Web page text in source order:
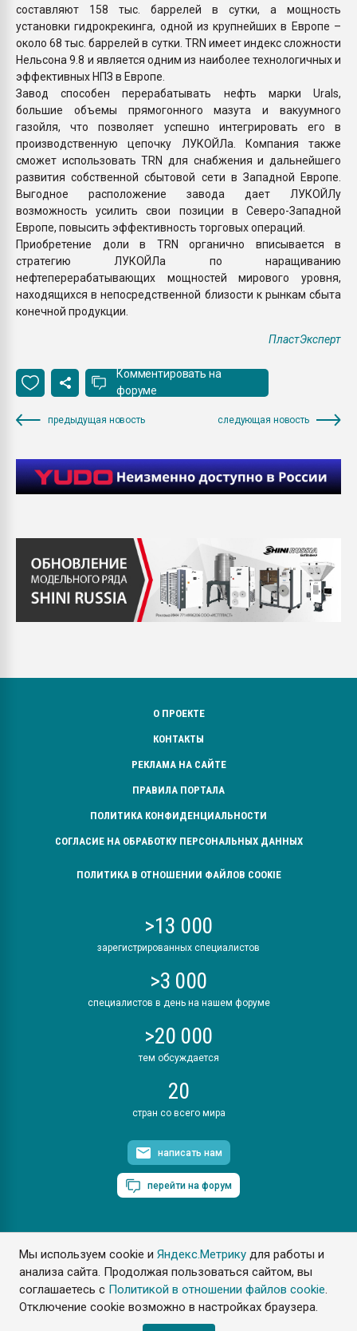
Мы используем cookie иЯндекс.Метрику для работы и
анализа сайта. Продолжая пользоваться сайтом, вы
соглашаетесь с Политикой в отношении файлов cookie.
Отключение cookie возможно в настройках браузера.
составляют 158 тыс. баррелей в сутки, а мощность
установки гидрокрекинга, одной из крупнейших в Европе –
около 68 тыс. баррелей в сутки. TRN имеет индекс сложности
Нельсона 9.8 и является одним из наиболее технологичных и
эффективных НПЗ в Европе.
Завод способен перерабатывать нефть марки Urals,
большие объемы прямогонного мазута и вакуумного
газойля, что позволяет успешно интегрировать его в
производственную цепочку ЛУКОЙЛа. Компания также
сможет использовать TRN для снабжения и дальнейшего
развития собственной сбытовой сети в Западной Европе.
Выгодное расположение завода дает ЛУКОЙЛу
возможность усилить свои позиции в Северо-Западной
Европе, повысить эффективность торговых операций.
Приобретение доли в TRN органично вписывается в
стратегию ЛУКОЙЛа по наращиванию
нефтеперерабатывающих мощностей мирового уровня,
находящихся в непосредственной близости к рынкам сбыта
конечной продукции.
ПластЭксперт
Комментировать на
форуме
предыдущая новость следующая новость
О ПРОЕКТЕ
КОНТАКТЫ
РЕКЛАМА НА САЙТЕ
ПРАВИЛА ПОРТАЛА
ПОЛИТИКА КОНФИДЕНЦИАЛЬНОСТИ
СОГЛАСИЕ НА ОБРАБОТКУ ПЕРСОНАЛЬНЫХ ДАННЫХ
ПОЛИТИКА В ОТНОШЕНИИ ФАЙЛОВ COOKIE
>13 000
зарегистрированных специалистов
>3 000
специалистов в день на нашем форуме
>20 000
тем обсуждается
20
стран со всего мира
написать нам
перейти на форум
ПластЭксперт © 2006. Все права защищены
Разрешается копирование материалов сайта с обязательной
ссылкой на www.e-plastic.ru
Разработка сайта